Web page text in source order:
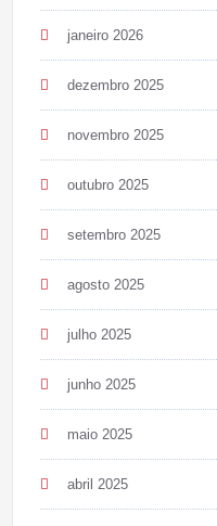
janeiro 2026
dezembro 2025
novembro 2025
outubro 2025
setembro 2025
agosto 2025
julho 2025
junho 2025
maio 2025
abril 2025